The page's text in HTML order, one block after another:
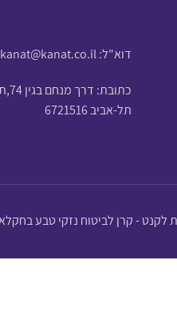
דוא"ל:kanat@kanat.co.il
כתובת: דרך מנחם בגין 74,ת.ד 51231
תל-אביב 6721516